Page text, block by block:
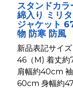
スタンドカラ
綿入り ミリ
ジャケット
物 防寒 防風
新品表記サイズ
46（M) 着丈
肩幅約40cm
60cm 身幅約